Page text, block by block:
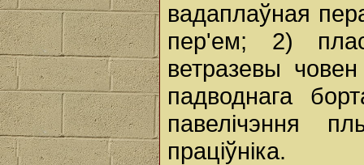
вадаплаўная
пер'ем; 2)
ветразевы
падводнага
павелічэння
праціўніка.